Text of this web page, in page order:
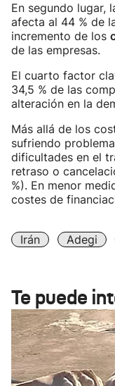
En segundo lugar,
afecta al 44 % de
incremento de los
de las empresas.
El cuarto factor
34,5 % de las
alteración en la
Más allá de los
sufriendo
dificultades en el
retraso o
%). En menor
costes de
Irán Adegi
Te puede